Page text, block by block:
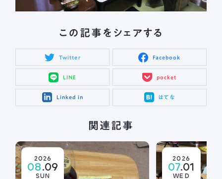
この記事をシェアする
Twitter Facebook
LINE pocket
Linked in はてな
関連記事
2026
08.09
SUN
2026
07.01
WED